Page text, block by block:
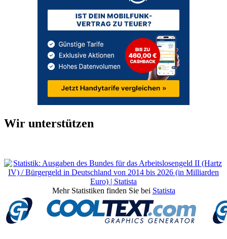
Wir unterstützen
Mehr Statistiken finden Sie bei Statista